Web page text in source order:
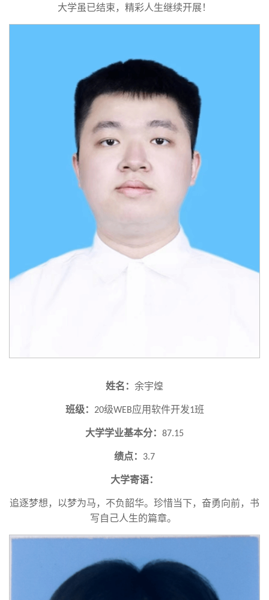
大学虽已结束，精彩人生继续开展！
姓名： 余宇煌
班级： 20级WEB应用软件开发1班
大学学业基本分： 87.15
绩点： 3.7
大学寄语：
追逐梦想，以梦为马，不负韶华。珍惜当下，奋勇向前，书
写自己人生的篇章。